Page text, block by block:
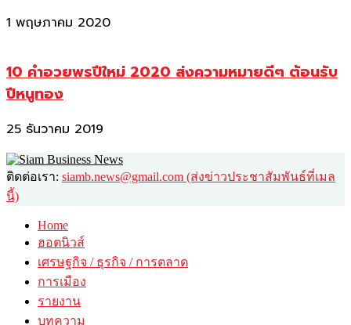
1 พฤษภาคม 2020
10 คำอวยพรปีใหม่ 2020 ส่งความหมายดีๆ ต้อนรับ
ปีหนูทอง
25 ธันวาคม 2019
ติดต่อเรา: siamb.news@gmail.com (ส่งข่าวประชาสัมพันธ์ที่เมล
นี้)
Home
ฮอตนิวส์
เศรษฐกิจ / ธุรกิจ / การตลาด
การเมือง
รายงาน
บทความ